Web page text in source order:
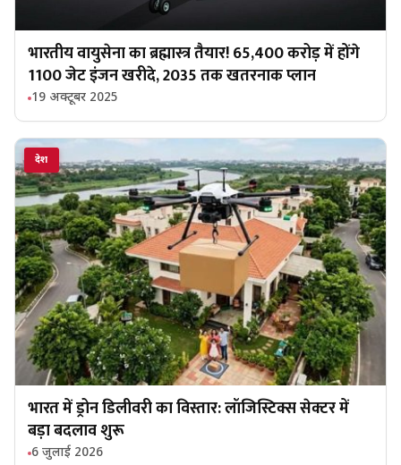
भारतीय वायुसेना का ब्रह्मास्त्र तैयार! ₹65,400 करोड़ में होंगे
1100 जेट इंजन खरीदे, 2035 तक खतरनाक प्लान
19 अक्टूबर 2025
देश
भारत में ड्रोन डिलीवरी का विस्तार: लॉजिस्टिक्स सेक्टर में
बड़ा बदलाव शुरू
6 जुलाई 2026